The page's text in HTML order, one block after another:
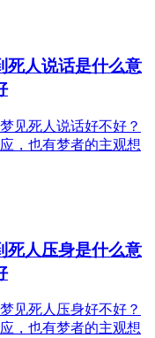
死人说话是什么意
见死人说话好不好？
，也有梦者的主观想
死人压身是什么意
见死人压身好不好？
，也有梦者的主观想